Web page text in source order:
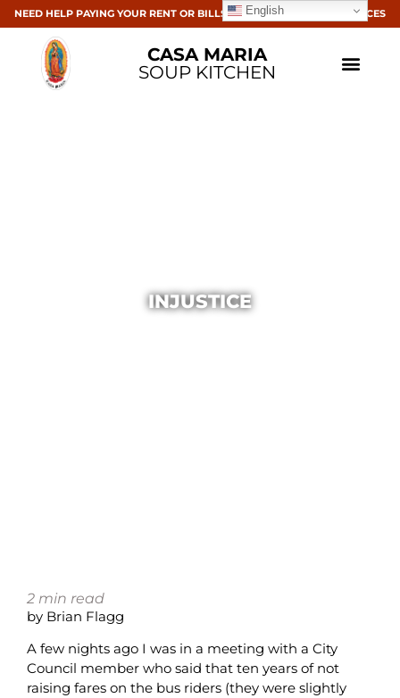
NEED HELP PAYING YOUR RENT OR BILLS? CLICK HERE FOR RESOURCES
CASA MARIA
SOUP KITCHEN
INJUSTICE
2 min read
by Brian Flagg
A few nights ago I was in a meeting with a City
Council member who said that ten years of not
raising fares on the bus riders (they were slightly
English